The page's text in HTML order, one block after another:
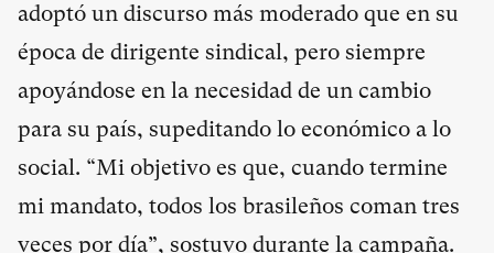
adoptó un discurso más moderado que en su
época de dirigente sindical, pero siempre
apoyándose en la necesidad de un cambio
para su país, supeditando lo económico a lo
social. “Mi objetivo es que, cuando termine
mi mandato, todos los brasileños coman tres
veces por día”, sostuvo durante la campaña.